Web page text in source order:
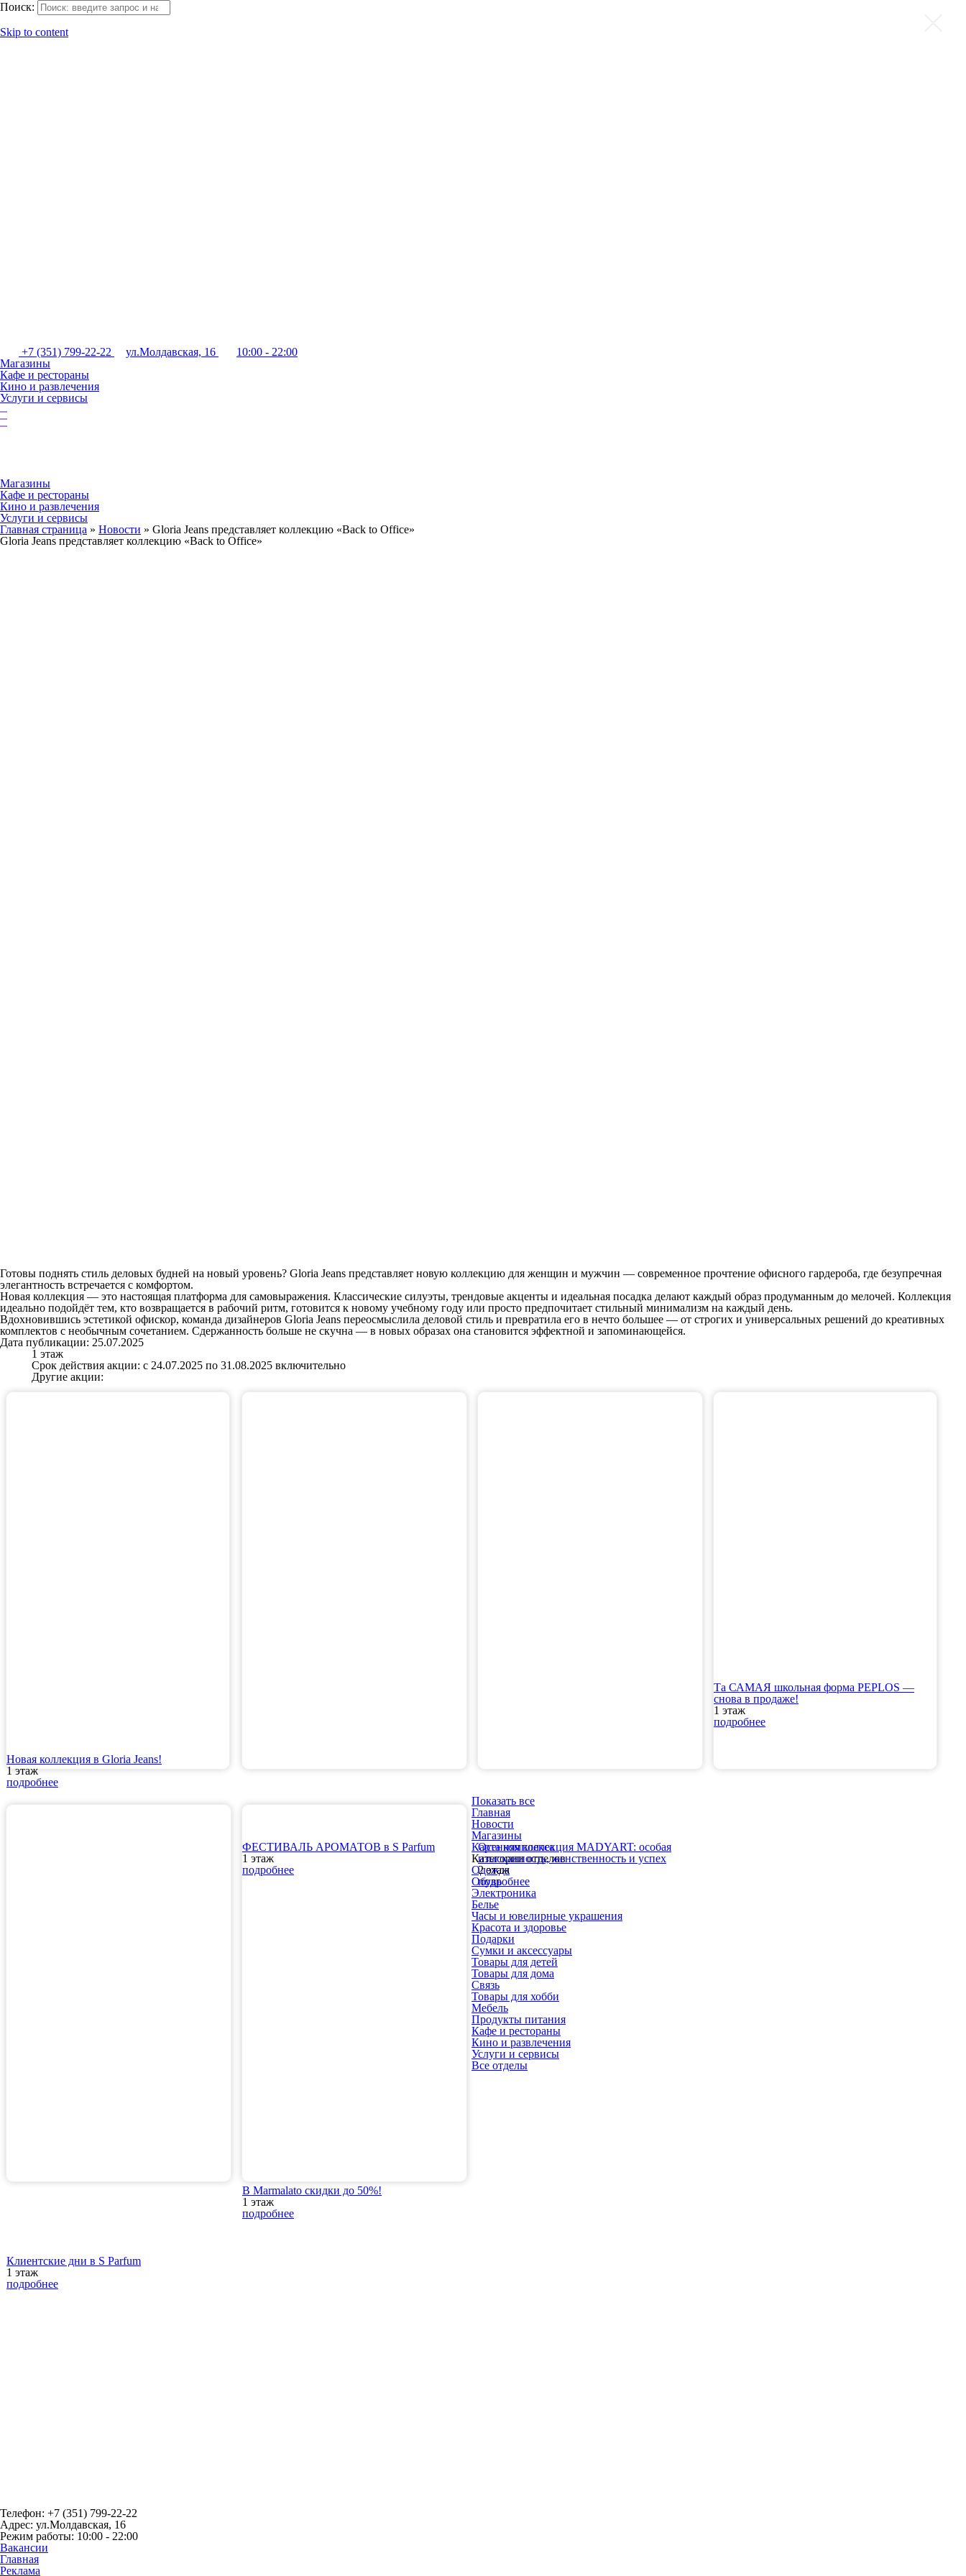
Поиск:
Skip to content
+7 (351) 799-22-22 ул.Молдавская, 16
10:00 - 22:00
Магазины
Кафе и рестораны
Кино и развлечения
Услуги и сервисы
Магазины
Кафе и рестораны
Кино и развлечения
Услуги и сервисы
Главная страница » Новости » Gloria Jeans представляет коллекцию «Back to Office»
Gloria Jeans представляет коллекцию «Back to Office»
Готовы поднять стиль деловых будней на новый уровень? Gloria Jeans представляет новую коллекцию для женщин и мужчин — современное прочтение офисного гардероба, где безупречная
элегантность встречается с комфортом.
Новая коллекция — это настоящая платформа для самовыражения. Классические силуэты, трендовые акценты и идеальная посадка делают каждый образ продуманным до мелочей. Коллекция
идеально подойдёт тем, кто возвращается в рабочий ритм, готовится к новому учебному году или просто предпочитает стильный минимализм на каждый день.
Вдохновившись эстетикой офискор, команда дизайнеров Gloria Jeans переосмыслила деловой стиль и превратила его в нечто большее — от строгих и универсальных решений до креативных
комплектов с необычным сочетанием. Сдержанность больше не скучна — в новых образах она становится эффектной и запоминающейся.
Дата публикации: 25.07.2025
1 этаж
Срок действия акции: с 24.07.2025 по 31.08.2025 включительно
Другие акции:
Новая коллекция в Gloria Jeans!
1 этаж
подробнее
ФЕСТИВАЛЬ АРОМАТОВ в S Parfum
1 этаж
подробнее
Осенняя коллекция MADYART: особая
изысканность, женственность и успех
2 этаж
подробнее
Та САМАЯ школьная форма PEPLOS —
снова в продаже!
1 этаж
подробнее
Клиентские дни в S Parfum
1 этаж
подробнее
В Marmalato скидки до 50%!
1 этаж
подробнее
Показать все
Главная
Новости
Магазины
Карта комплекса
Категории отделов
Одежда
Обувь
Электроника
Белье
Часы и ювелирные украшения
Красота и здоровье
Подарки
Сумки и аксессуары
Товары для детей
Товары для дома
Связь
Товары для хобби
Мебель
Продукты питания
Кафе и рестораны
Кино и развлечения
Услуги и сервисы
Все отделы
Телефон: +7 (351) 799-22-22
Адрес: ул.Молдавская, 16
Режим работы: 10:00 - 22:00
Вакансии
Главная
Реклама